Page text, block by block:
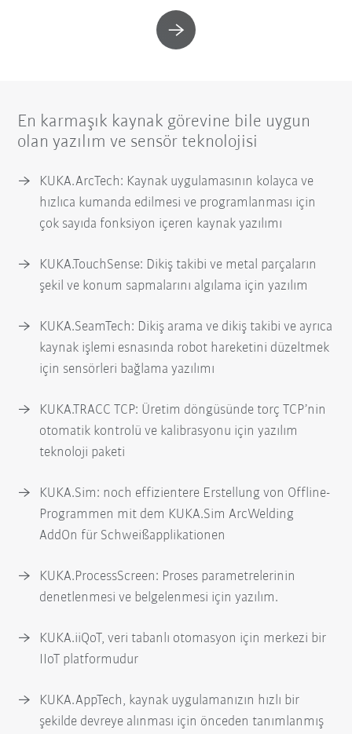
En karmaşık kaynak görevine bile uygun
olan yazılım ve sensör teknolojisi
KUKA.ArcTech: Kaynak uygulamasının kolayca ve
hızlıca kumanda edilmesi ve programlanması için
çok sayıda fonksiyon içeren kaynak yazılımı
KUKA.TouchSense: Dikiş takibi ve metal parçaların
şekil ve konum sapmalarını algılama için yazılım
KUKA.SeamTech: Dikiş arama ve dikiş takibi ve ayrıca
kaynak işlemi esnasında robot hareketini düzeltmek
için sensörleri bağlama yazılımı
KUKA.TRACC TCP: Üretim döngüsünde torç TCP’nin
otomatik kontrolü ve kalibrasyonu için yazılım
teknoloji paketi
KUKA.Sim: noch effizientere Erstellung von Offline-
Programmen mit dem KUKA.Sim ArcWelding
AddOn für Schweißapplikationen
KUKA.ProcessScreen: Proses parametrelerinin
denetlenmesi ve belgelenmesi için yazılım.
KUKA.iiQoT, veri tabanlı otomasyon için merkezi bir
IIoT platformudur
KUKA.AppTech, kaynak uygulamanızın hızlı bir
şekilde devreye alınması için önceden tanımlanmış